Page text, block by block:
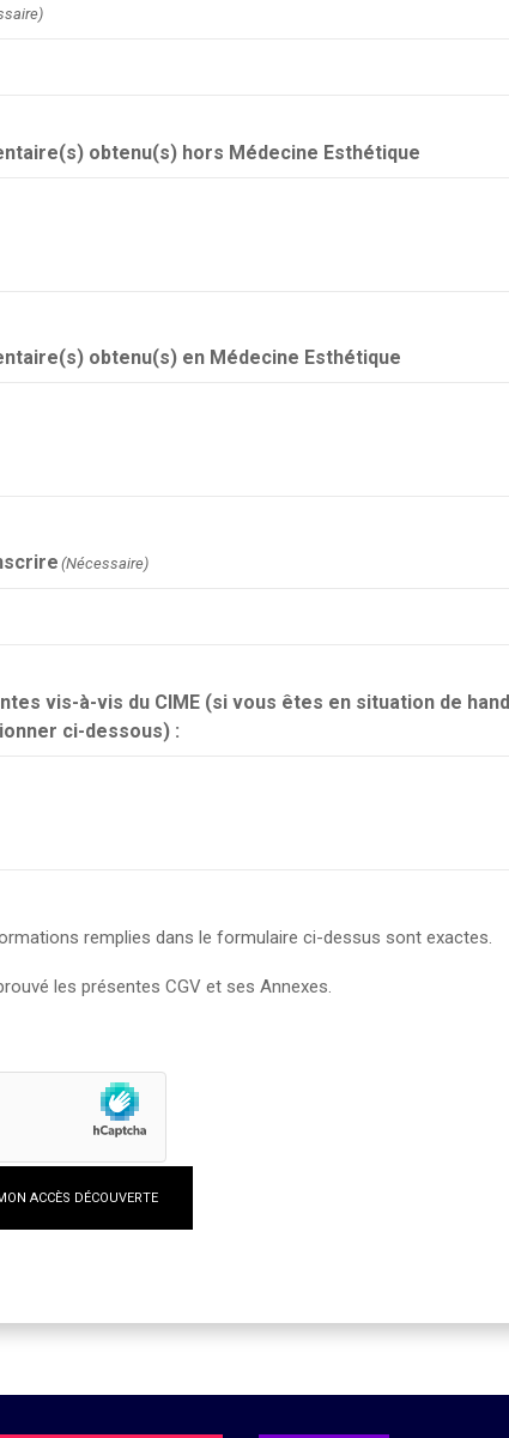
obtenu(s) hors Médecine Esthétique
obtenu(s) en Médecine Esthétique
(Nécessaire)
vis-à-vis du CIME (si vous êtes en situation de
ci-dessous) :
remplies dans le formulaire ci-dessus sont exactes.
les présentes CGV et ses Annexes.
ACCÈS DÉCOUVERTE